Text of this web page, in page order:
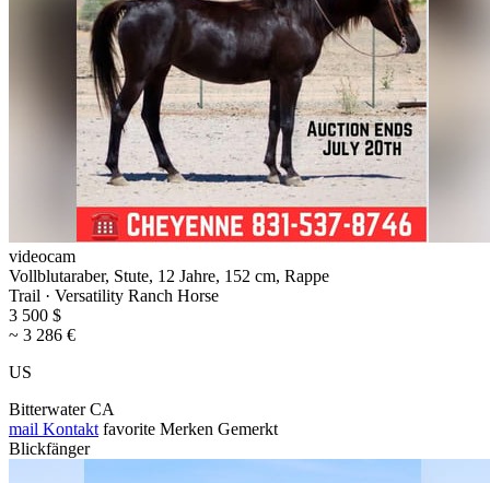
videocam
Vollblutaraber, Stute, 12 Jahre, 152 cm, Rappe
Trail · Versatility Ranch Horse
3 500 $
~ 3 286 €
US
Bitterwater CA
mail Kontakt favorite Merken Gemerkt
Blickfänger